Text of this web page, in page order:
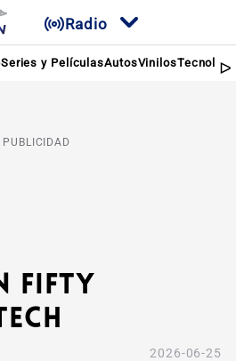
Radio
Series y PelículasAutosVinilos
PUBLICIDAD
Fifty
2026-06-25